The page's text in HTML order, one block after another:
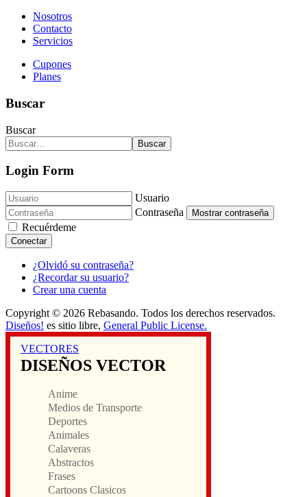
Nosotros
Contacto
Servicios
Cupones
Planes
Buscar
Buscar
Buscar
Login Form
Usuario
Contraseña
Mostrar contraseña
Recuérdeme
Conectar
¿Olvidó su contraseña?
¿Recordar su usuario?
Crear una cuenta
Copyright © 2026 Rebasando. Todos los derechos reservados.
Diseños! es sitio libre, General Public License.
VECTORES
DISEÑOS VECTOR
Anime
Medios de Transporte
Deportes
Animales
Calaveras
Abstractos
Frases
Cartoons Clasicos